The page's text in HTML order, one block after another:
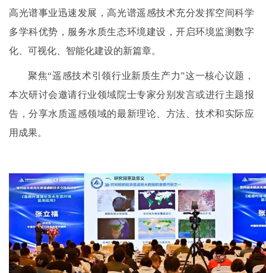
高光谱事业迅速发展，高光谱遥感技术充分发挥空间科学
多学科优势，服务水质生态环境建设，开启环境监测数字
化、可视化、智能化建设的新篇章。
聚焦“遥感技术引领行业新质生产力”这一核心议题，
本次研讨会邀请行业领域院士专家分别发言或进行主题报
告，分享水质遥感领域的最新理论、方法、技术和实际应
用成果。